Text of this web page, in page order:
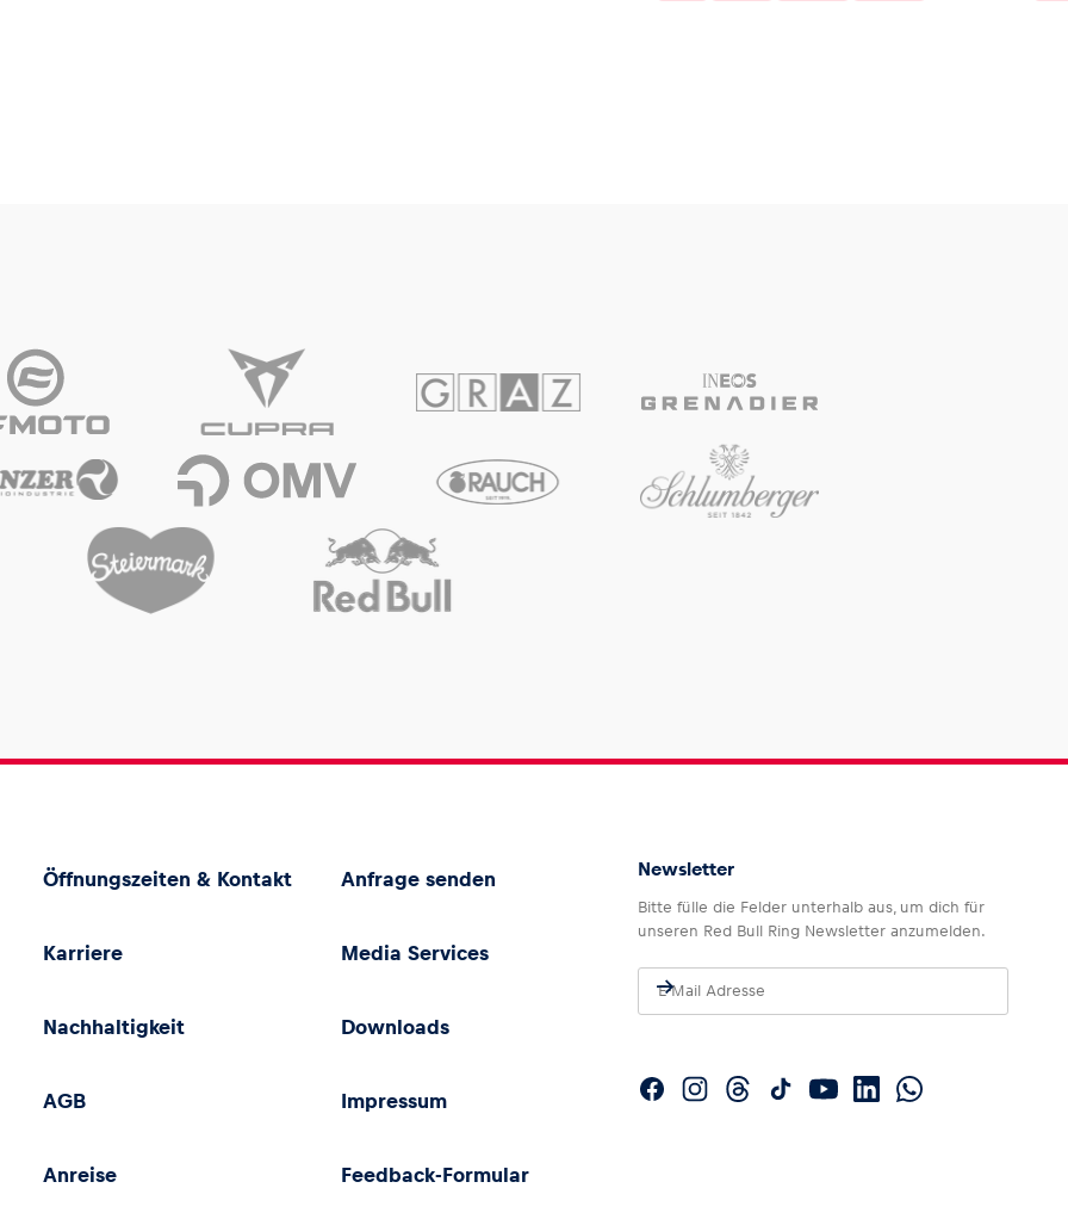
Öffnungszeiten & Kontakt Anfrage senden
Karriere Media Services
Nachhaltigkeit Downloads
AGB Impressum
Anreise Feedback-Formular
Newsletter
Bitte fülle die Felder unterhalb aus, um dich für
unseren Red Bull Ring Newsletter anzumelden.